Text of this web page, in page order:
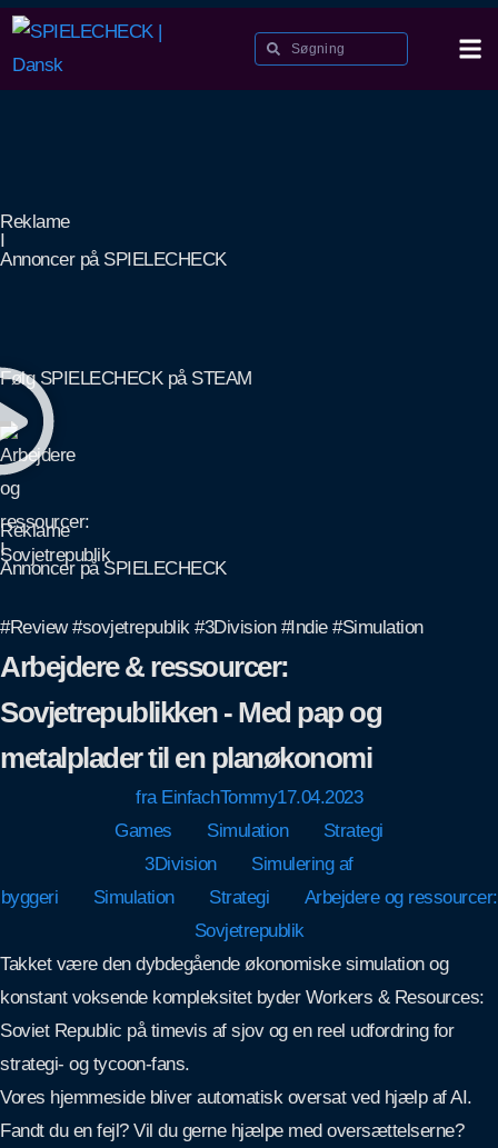
Reklame
I
Annoncer på SPIELECHECK
Følg SPIELECHECK på STEAM
Reklame
I
Annoncer på SPIELECHECK
#Review #sovjetrepublik #3Division #Indie #Simulation
Arbejdere & ressourcer:
Sovjetrepublikken - Med pap og
metalplader til en planøkonomi
fraEinfachTommy17.04.2023
Games
Simulation
Strategi
3Division
Simulering af
byggeri
Simulation Strategi
Arbejdere og ressourcer:
Sovjetrepublik
Takket være den dybdegående økonomiske simulation og
konstant voksende kompleksitet byder Workers & Resources:
Soviet Republic på timevis af sjov og en reel udfordring for
strategi- og tycoon-fans.
Vores hjemmeside bliver automatisk oversat ved hjælp af AI.
Fandt du en fejl? Vil du gerne hjælpe med oversættelserne?